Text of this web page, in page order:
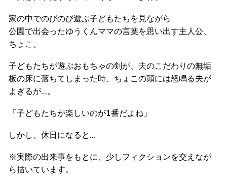
家の中でのびのび遊ぶ子どもたちを見ながら
公園で出会ったゆうくんママの言葉を思い出す主人公、
ちょこ。
子どもたちが遊ぶおもちゃの剣が、夫のこだわりの無垢
板の床に落ちてしまった時、ちょこの頭には怒鳴る夫が
よぎるが…。
「子どもたちが楽しいのが1番だよね」
しかし、休日になると…
※実際の出来事をもとに、少しフィクションを交えなが
ら描いています。